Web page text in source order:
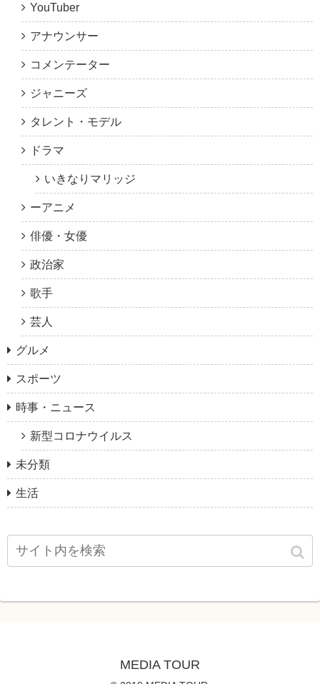
YouTuber
アナウンサー
コメンテーター
ジャニーズ
タレント・モデル
ドラマ
いきなりマリッジ
ーアニメ
俳優・女優
政治家
歌手
芸人
グルメ
スポーツ
時事・ニュース
新型コロナウイルス
未分類
生活
MEDIA TOUR